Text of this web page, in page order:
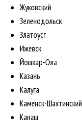
Жуковский
Зеленодольск
Златоуст
Ижевск
Йошкар-Ола
Казань
Калуга
Каменск-Шахтинский
Канаш